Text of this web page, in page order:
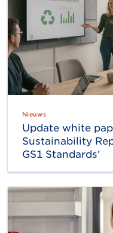
Nieuws
Update white
Sustainability
GS1 Standards’